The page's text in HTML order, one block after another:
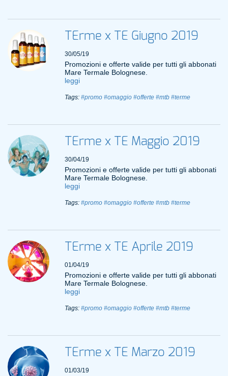
TErme x TE Giugno 2019
30/05/19
Promozioni e offerte valide per tutti gli abbonati
Mare Termale Bolognese.
leggi
Tags: #promo #omaggio #offerte #mtb #terme
TErme x TE Maggio 2019
30/04/19
Promozioni e offerte valide per tutti gli abbonati
Mare Termale Bolognese.
leggi
Tags: #promo #omaggio #offerte #mtb #terme
TErme x TE Aprile 2019
01/04/19
Promozioni e offerte valide per tutti gli abbonati
Mare Termale Bolognese.
leggi
Tags: #promo #omaggio #offerte #mtb #terme
TErme x TE Marzo 2019
01/03/19